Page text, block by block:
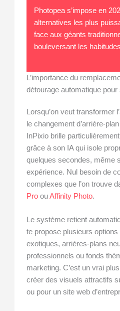
Photopea s’impose en
alternatives les plus
face aux géants
bouleversant les
L’importance du
détourage automatique
Lorsqu’on veut transformer
le changement d’arrière-
InPixio brille
grâce à son IA qui isole
quelques secondes, même
expérience. Nul besoin de
complexes que l’on trouve
Pro ouAffinity Photo.
Le système retient
te propose plusieurs
exotiques, arrières-plans
professionnels ou fonds
marketing. C’est un vrai
créer des visuels attractifs
ou pour un site web